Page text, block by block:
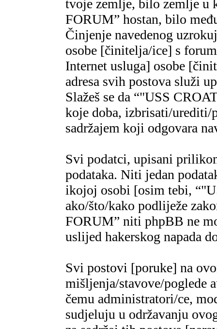
tvoje zemlje, bilo zemlje
FORUM” hostan, bilo
Činjenje navedenog
osobe [činitelja/ice] s
Internet usluga] osobe
adresa svih postova služi
Slažeš se da “"USS
koje doba, izbrisati/urediti/
sadržajem koji odgovara
Svi podatci, upisani
podataka. Niti jedan
ikojoj osobi [osim tebi,
ako/što/kako podliježe
FORUM” niti phpBB ne
uslijed hakerskog napada
Svi postovi [poruke] na
mišljenja/stavove/poglede
čemu administratori/ce,
sudjeluju u održavanju